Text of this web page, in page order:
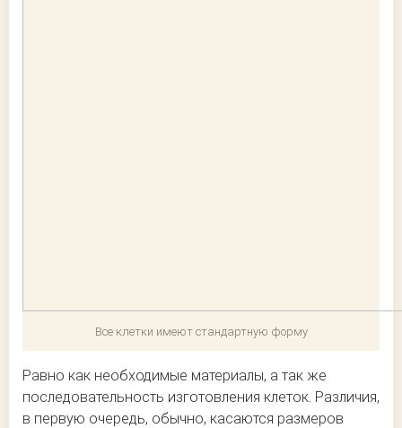
Все клетки имеют стандартную форму
Равно как необходимые материалы, а так же
последовательность изготовления клеток. Различия,
в первую очередь, обычно, касаются размеров